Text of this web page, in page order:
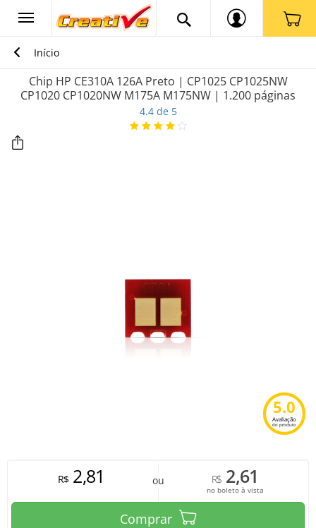
Início
Chip HP CE310A 126A Preto | CP1025 CP1025NW
CP1020 CP1020NW M175A M175NW | 1.200 páginas
4.4 de 5
5.0
Avaliação
do produto
R$2,81 ou R$ 2,61
no boleto à vista
Comprar